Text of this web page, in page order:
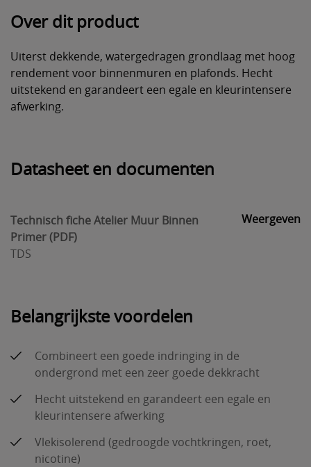
Over dit product
Uiterst dekkende, watergedragen grondlaag met hoog
rendement voor binnenmuren en plafonds. Hecht
uitstekend en garandeert een egale en kleurintensere
afwerking.
Datasheet en documenten
Technisch fiche Atelier Muur Binnen
Primer (PDF)
TDS
Weergeven
Belangrijkste voordelen
Combineert een goede indringing in de
ondergrond met een zeer goede dekkracht
Hecht uitstekend en garandeert een egale en
kleurintensere afwerking
Vlekisolerend (gedroogde vochtkringen, roet,
nicotine)